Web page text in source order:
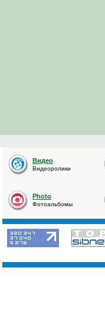
Видео
Видеоролики
Photo
Фотоальбомы